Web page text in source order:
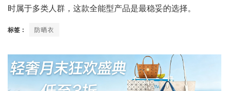
时属于多类人群，这款全能型产品是最稳妥的选择。
标签： 防晒衣